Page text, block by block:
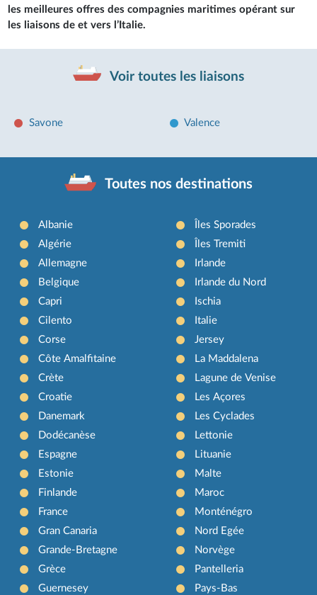
les meilleures offres des compagnies maritimes opérant sur
les liaisons de et vers l’Italie.
Voir toutes les liaisons
Savone Valence
Toutes nos destinations
Albanie
Algérie
Allemagne
Belgique
Capri
Cilento
Corse
Côte Amalfitaine
Crète
Croatie
Danemark
Dodécanèse
Espagne
Estonie
Finlande
France
Gran Canaria
Grande-Bretagne
Grèce
Guernesey
Îles Sporades
Îles Tremiti
Irlande
Irlande du Nord
Ischia
Italie
Jersey
La Maddalena
Lagune de Venise
Les Açores
Les Cyclades
Lettonie
Lituanie
Malte
Maroc
Monténégro
Nord Egée
Norvège
Pantelleria
Pays-Bas